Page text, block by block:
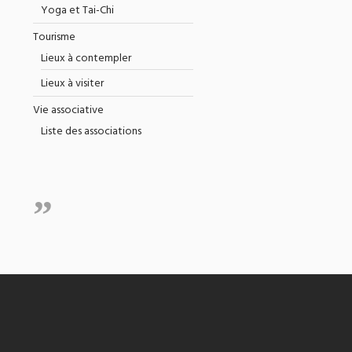
Yoga et Tai-Chi
Tourisme
Lieux à contempler
Lieux à visiter
Vie associative
Liste des associations